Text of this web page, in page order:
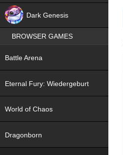
Dark Genesis
BROWSER GAMES
Battle Arena
Eternal Fury: Wiedergeburt
World of Chaos
Dragonborn